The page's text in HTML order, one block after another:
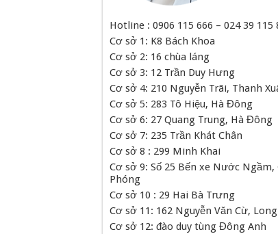
Hotline : 0906 115 666 – 024 39 115
Cơ sở 1: K8 Bách Khoa
Cơ sở 2: 16 chùa láng
Cơ sở 3: 12 Trần Duy Hưng
Cơ sở 4: 210 Nguyễn Trãi, Thanh
Cơ sở 5: 283 Tô Hiệu, Hà Đông
Cơ sở 6: 27 Quang Trung, Hà Đông
Cơ sở 7: 235 Trần Khát Chân
Cơ sở 8 : 299 Minh Khai
Cơ sở 9: Số 25 Bến xe Nước Ngầm,
Phóng
Cơ sở 10 : 29 Hai Bà Trưng
Cơ sở 11: 162 Nguyễn Văn Cừ,
Cơ sở 12: đào duy tùng Đông Anh